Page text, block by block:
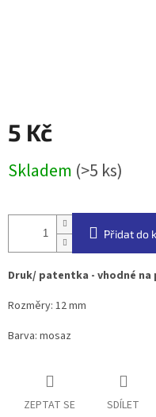
5 Kč
cena:
Skladem (>5 ks)
Přidat do
Druk/ patentka - vhodné na
Rozměry: 12 mm
Barva: mosaz
ZEPTAT SE SDÍLET